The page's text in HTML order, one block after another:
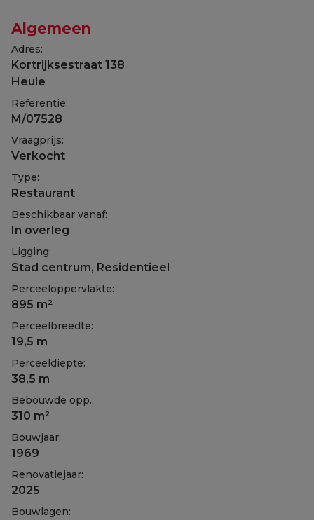
Algemeen
Adres:
Kortrijksestraat 138
Heule
Referentie:
M/07528
Vraagprijs:
Verkocht
Type:
Restaurant
Beschikbaar vanaf:
In overleg
Ligging:
Stad centrum, Residentieel
Perceeloppervlakte:
895 m²
Perceelbreedte:
19,5 m
Perceeldiepte:
38,5 m
Bebouwde opp.:
310 m²
Bouwjaar:
1969
Renovatiejaar:
2025
Bouwlagen: